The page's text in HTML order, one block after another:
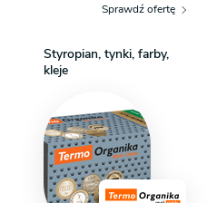
Sprawdź ofertę
Styropian, tynki, farby,
kleje